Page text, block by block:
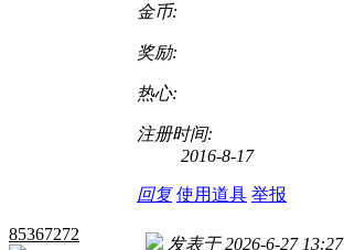
金币:
奖励:
热心:
注册时间:
2016-8-17
回复 使用道具 举报
85367272
发表于 2026-6-27 13:27